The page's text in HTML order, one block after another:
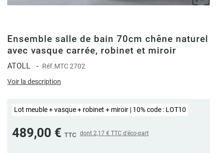
Ensemble salle de bain 70cm chêne naturel
avec vasque carrée, robinet et miroir
ATOLL - Réf.MTC 2702
Voir la description
Lot meuble + vasque + robinet + miroir | 10% code : LOT10
489,00 € TTC dont 2,17 € TTC d'éco-part